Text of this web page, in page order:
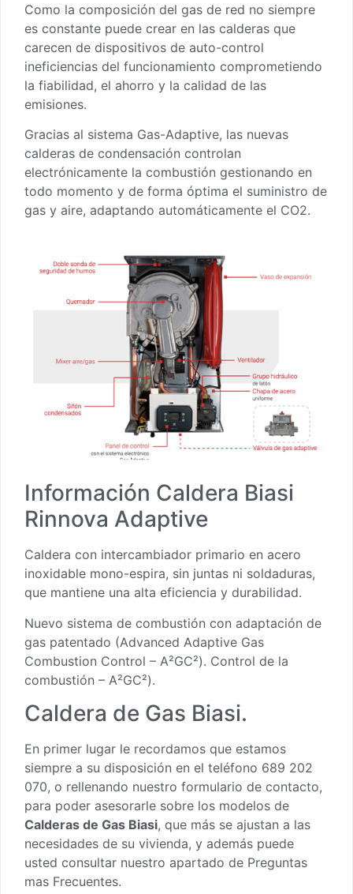
Como la composición del gas de red no siempre
es constante puede crear en las calderas que
carecen de dispositivos de auto-control
ineficiencias del funcionamiento comprometiendo
la fiabilidad, el ahorro y la calidad de las
emisiones.
Gracias al sistema Gas-Adaptive, las nuevas
calderas de condensación controlan
electrónicamente la combustión gestionando en
todo momento y de forma óptima el suministro de
gas y aire, adaptando automáticamente el CO2.
Información Caldera Biasi
Rinnova Adaptive
Caldera con intercambiador primario en acero
inoxidable mono-espira, sin juntas ni soldaduras,
que mantiene una alta eficiencia y durabilidad.
Nuevo sistema de combustión con adaptación de
gas patentado (Advanced Adaptive Gas
Combustion Control – A²GC²). Control de la
combustión – A²GC²).
Caldera de Gas Biasi.
En primer lugar le recordamos que estamos
siempre a su disposición en el teléfono 689 202
070, o rellenando nuestro formulario de contacto,
para poder asesorarle sobre los modelos de
Calderas de Gas Biasi, que más se ajustan a las
necesidades de su vivienda, y además puede
usted consultar nuestro apartado de Preguntas
mas Frecuentes.